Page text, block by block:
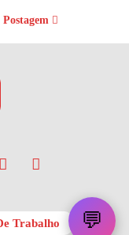
💬
Trabalho